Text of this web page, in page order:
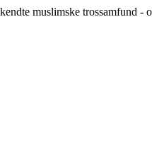
muslimske trossamfund -